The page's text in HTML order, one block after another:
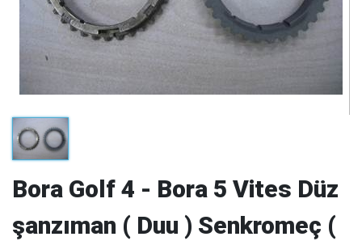
Bora Golf 4 - Bora 5 Vites Düz
şanzıman ( Duu ) Senkromeç (